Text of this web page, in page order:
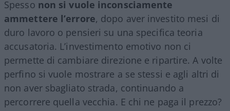
Spesso non si vuole inconsciamente
ammettere l’errore, dopo aver investito mesi di
duro lavoro o pensieri su una specifica teoria
accusatoria. L’investimento emotivo non ci
permette di cambiare direzione e ripartire. A volte
perfino si vuole mostrare a se stessi e agli altri di
non aver sbagliato strada, continuando a
percorrere quella vecchia. E chi ne paga il prezzo?